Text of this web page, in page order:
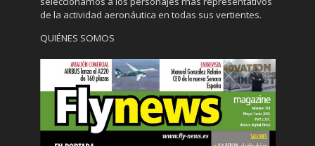
de la actividad aeronáutica en todas sus vertientes.
QUIÉNES SOMOS